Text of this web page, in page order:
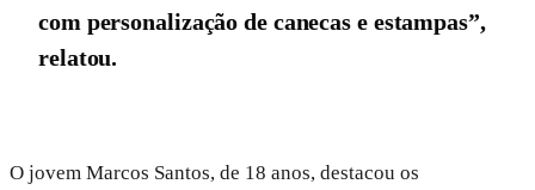
com personalização de canecas e estampas”,
relatou.
O jovem Marcos Santos, de 18 anos, destacou os